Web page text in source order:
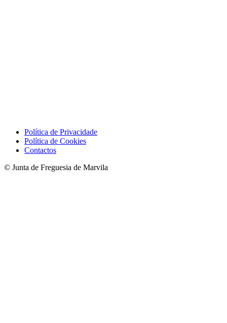
Política de Privacidade
Política de Cookies
Contactos
© Junta de Freguesia de Marvila